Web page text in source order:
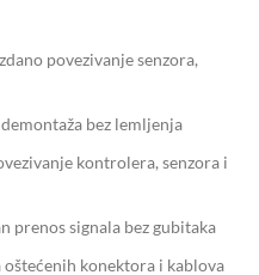
povezivanje senzora,
bez lemljenja
kontrolera, senzora i
prenos signala bez gubitaka
oštećenih konektora i kablova